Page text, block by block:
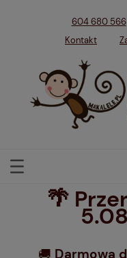
604 680 566
Kontakt
🌴
🚚 Darmowa